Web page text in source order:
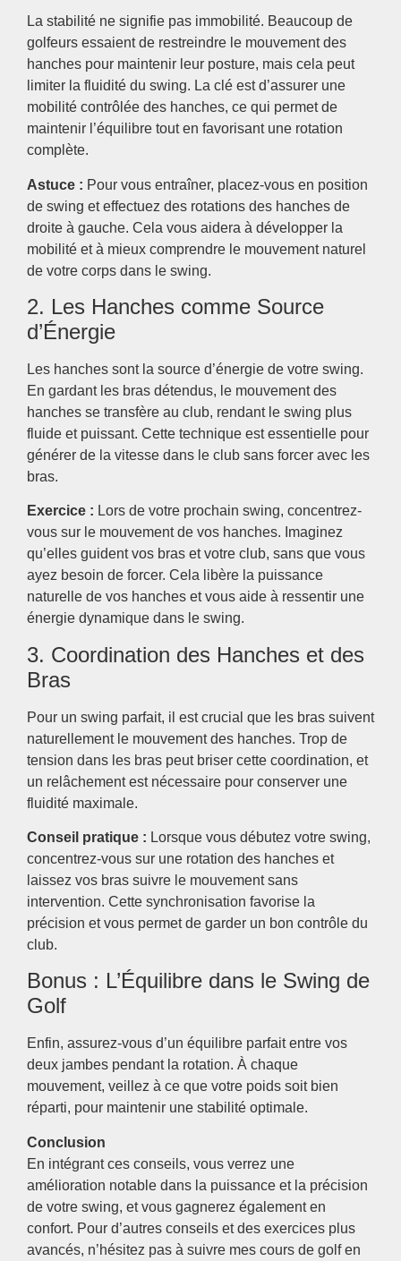
La stabilité ne signifie pas immobilité. Beaucoup de
golfeurs essaient de restreindre le mouvement des
hanches pour maintenir leur posture, mais cela peut
limiter la fluidité du swing. La clé est d’assurer une
mobilité contrôlée des hanches, ce qui permet de
maintenir l’équilibre tout en favorisant une rotation
complète.
Astuce : Pour vous entraîner, placez-vous en position
de swing et effectuez des rotations des hanches de
droite à gauche. Cela vous aidera à développer la
mobilité et à mieux comprendre le mouvement naturel
de votre corps dans le swing.
2. Les Hanches comme Source
d’Énergie
Les hanches sont la source d’énergie de votre swing.
En gardant les bras détendus, le mouvement des
hanches se transfère au club, rendant le swing plus
fluide et puissant. Cette technique est essentielle pour
générer de la vitesse dans le club sans forcer avec les
bras.
Exercice : Lors de votre prochain swing, concentrez-
vous sur le mouvement de vos hanches. Imaginez
qu’elles guident vos bras et votre club, sans que vous
ayez besoin de forcer. Cela libère la puissance
naturelle de vos hanches et vous aide à ressentir une
énergie dynamique dans le swing.
3. Coordination des Hanches et des
Bras
Pour un swing parfait, il est crucial que les bras suivent
naturellement le mouvement des hanches. Trop de
tension dans les bras peut briser cette coordination, et
un relâchement est nécessaire pour conserver une
fluidité maximale.
Conseil pratique : Lorsque vous débutez votre swing,
concentrez-vous sur une rotation des hanches et
laissez vos bras suivre le mouvement sans
intervention. Cette synchronisation favorise la
précision et vous permet de garder un bon contrôle du
club.
Bonus : L’Équilibre dans le Swing de
Golf
Enfin, assurez-vous d’un équilibre parfait entre vos
deux jambes pendant la rotation. À chaque
mouvement, veillez à ce que votre poids soit bien
réparti, pour maintenir une stabilité optimale.
Conclusion
En intégrant ces conseils, vous verrez une
amélioration notable dans la puissance et la précision
de votre swing, et vous gagnerez également en
confort. Pour d’autres conseils et des exercices plus
avancés, n’hésitez pas à suivre mes cours de golf en